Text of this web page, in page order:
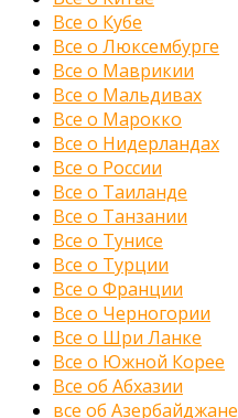
Все о Кубе
Все о Люксембурге
Все о Маврикии
Все о Мальдивах
Все о Марокко
Все о Нидерландах
Все о России
Все о Таиланде
Все о Танзании
Все о Тунисе
Все о Турции
Все о Франции
Все о Черногории
Все о Шри Ланке
Все о Южной Корее
Все об Абхазии
все об Азербайджане